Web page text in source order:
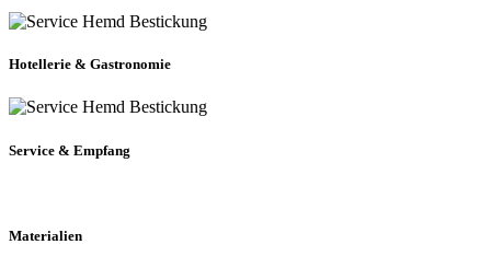
Hotellerie & Gastronomie
Service & Empfang
Materialien